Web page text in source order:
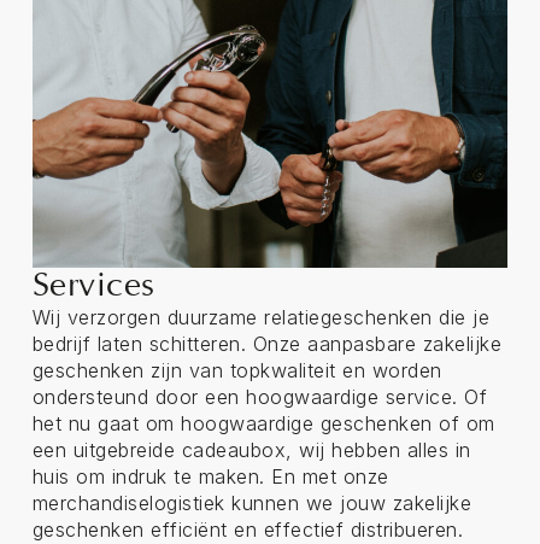
Services
Wij verzorgen duurzame relatiegeschenken die je
bedrijf laten schitteren. Onze aanpasbare zakelijke
geschenken zijn van topkwaliteit en worden
ondersteund door een hoogwaardige service. Of
het nu gaat om hoogwaardige geschenken of om
een uitgebreide cadeaubox, wij hebben alles in
huis om indruk te maken. En met onze
merchandiselogistiek kunnen we jouw zakelijke
geschenken efficiënt en effectief distribueren.